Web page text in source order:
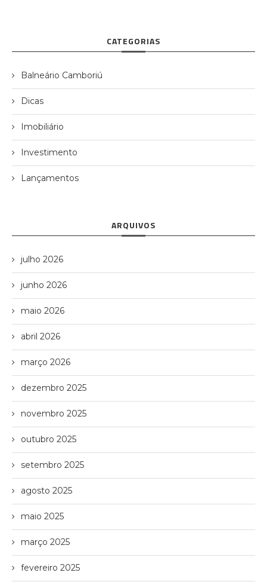
CATEGORIAS
Balneário Camboriú
Dicas
Imobiliário
Investimento
Lançamentos
ARQUIVOS
julho 2026
junho 2026
maio 2026
abril 2026
março 2026
dezembro 2025
novembro 2025
outubro 2025
setembro 2025
agosto 2025
maio 2025
março 2025
fevereiro 2025